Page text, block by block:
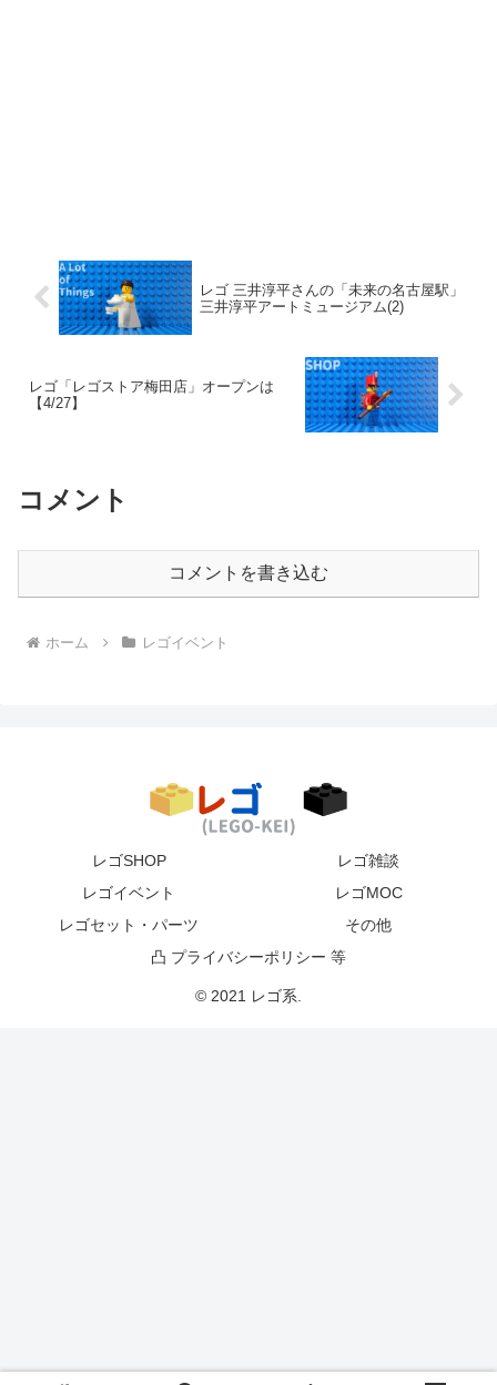
レゴ 三井淳平さんの「未来の名古屋駅」
三井淳平アートミュージアム(2)
レゴ「レゴストア梅田店」オープンは
【4/27】
コメント
コメントを書き込む
ホーム レゴイベント
レゴSHOP
レゴ雑談
レゴイベント
レゴMOC
レゴセット・パーツ
その他
凸 プライバシーポリシー 等
© 2021 レゴ系.